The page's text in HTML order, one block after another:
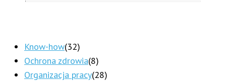
Know-how(32)
Ochrona zdrowia(8)
Organizacja pracy(28)